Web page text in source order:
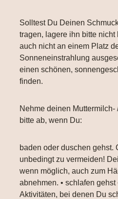
Solltest Du Deinen
tragen, lagere ihn bitte nicht
auch nicht an einem Platz
Sonneneinstrahlung
einen schönen,
finden.
Nehme deinen
bitte ab, wenn Du:
baden oder duschen gehst.
unbedingt zu vermeiden!
wenn möglich, auch zum
abnehmen. • schlafen
Aktivitäten, bei denen Du